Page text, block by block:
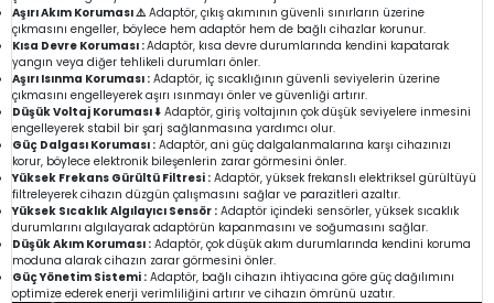
Aşırı Akım Koruması ⚠️Adaptör, çıkış akımının güvenli sınırların üzerine
çıkmasını engeller, böylece hem adaptör hem de bağlı cihazlar korunur.
Kısa Devre Koruması :Adaptör, kısa devre durumlarında kendini kapatarak
yangın veya diğer tehlikeli durumları önler.
Aşırı Isınma Koruması : Adaptör, iç sıcaklığının güvenli seviyelerin üzerine
çıkmasını engelleyerek aşırı ısınmayı önler ve güvenliği artırır.
Düşük Voltaj Koruması ⬇️ Adaptör, giriş voltajının çok düşük seviyelere inmesini
engelleyerek stabil bir şarj sağlanmasına yardımcı olur.
Güç Dalgası Koruması : Adaptör, ani güç dalgalanmalarına karşı cihazınızı
korur, böylece elektronik bileşenlerin zarar görmesini önler.
Yüksek Frekans Gürültü Filtresi : Adaptör, yüksek frekanslı elektriksel gürültüyü
filtreleyerek cihazın düzgün çalışmasını sağlar ve parazitleri azaltır.
Yüksek Sıcaklık Algılayıcı Sensör : Adaptör içindeki sensörler, yüksek sıcaklık
durumlarını algılayarak adaptörün kapanmasını ve soğumasını sağlar.
Düşük Akım Koruması : Adaptör, çok düşük akım durumlarında kendini koruma
moduna alarak cihazın zarar görmesini önler.
Güç Yönetim Sistemi : Adaptör, bağlı cihazın ihtiyacına göre güç dağılımını
optimize ederek enerji verimliliğini artırır ve cihazın ömrünü uzatır.